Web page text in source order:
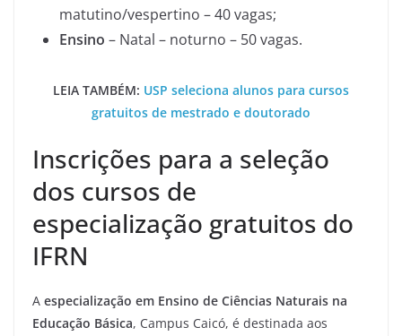
matutino/vespertino – 40 vagas;
Ensino – Natal – noturno – 50 vagas.
LEIA TAMBÉM: USP seleciona alunos para cursos
gratuitos de mestrado e doutorado
Inscrições para a seleção
dos cursos de
especialização gratuitos do
IFRN
A especialização em Ensino de Ciências Naturais na
Educação Básica, Campus Caicó, é destinada aos